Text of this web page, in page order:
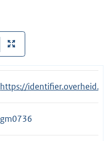
https://
gm0736